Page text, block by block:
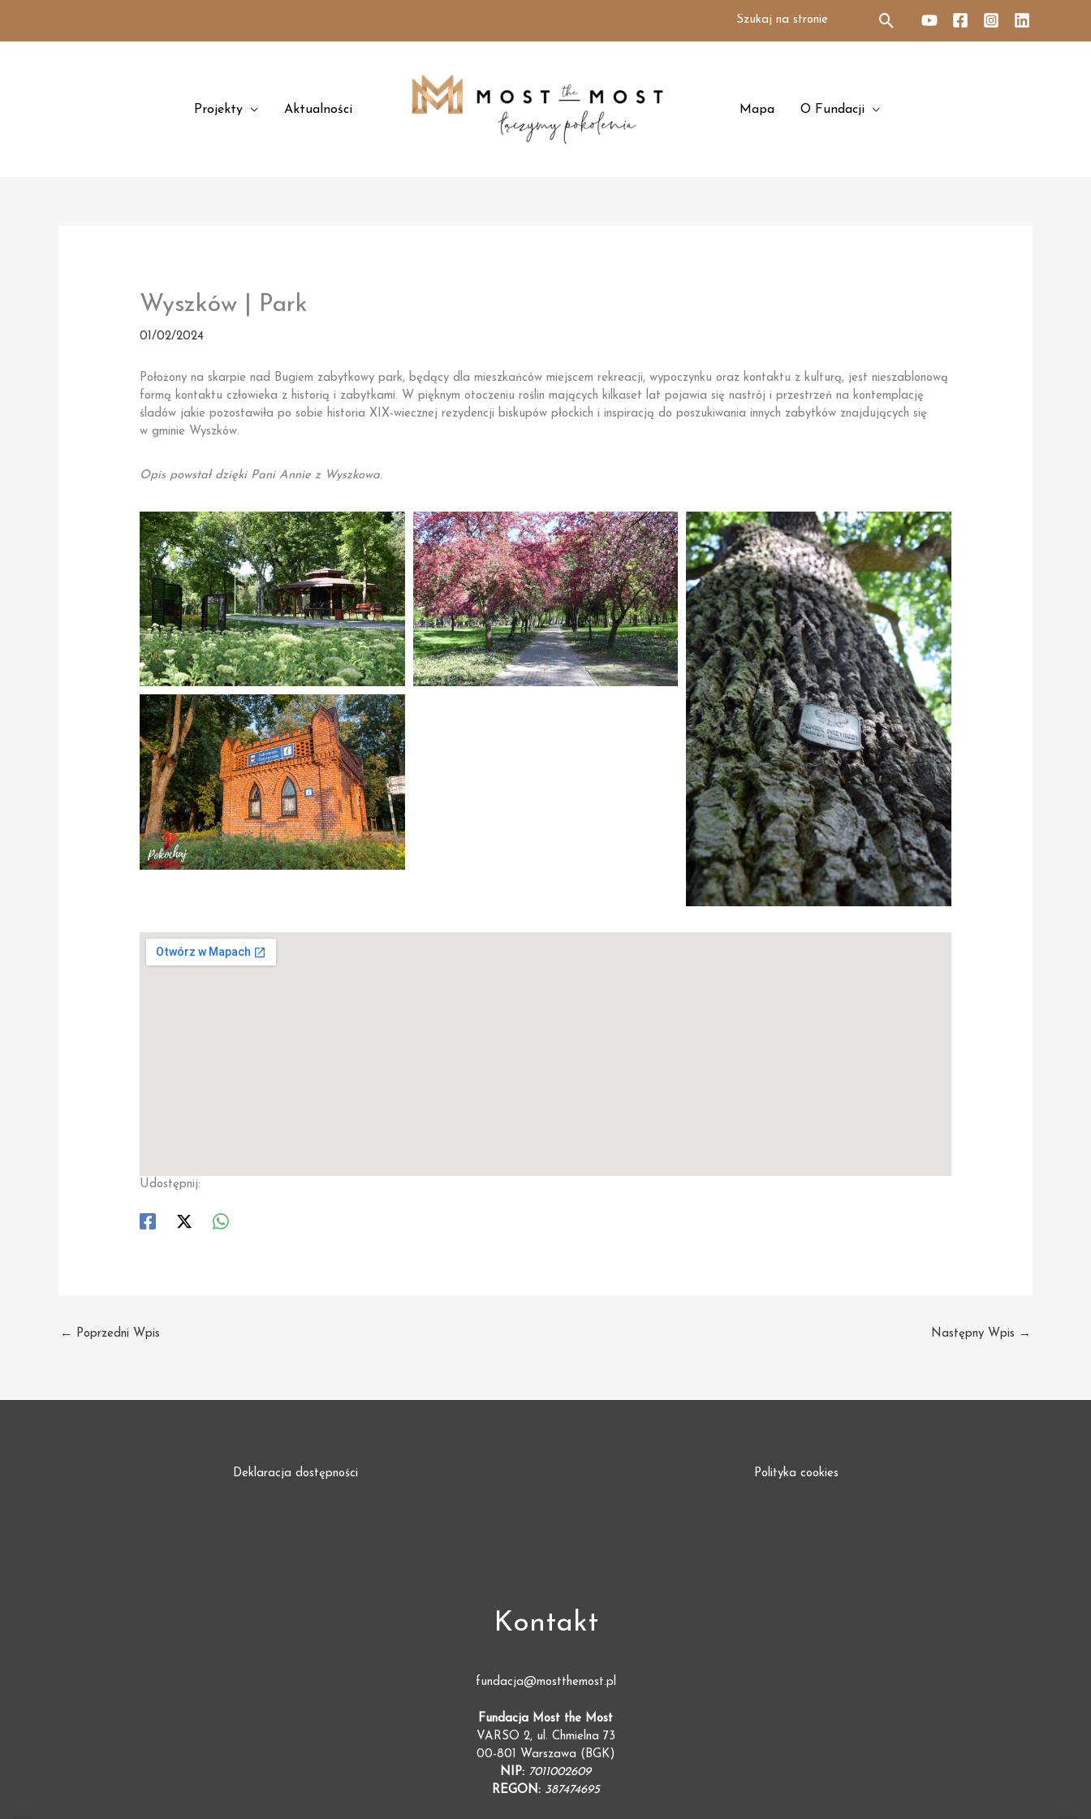
treści
for:
Projekty Aktualności Mapa O Fundacji
Wyszków | Park
01/02/2024
Położony na skarpie nad Bugiem zabytkowy park, będący dla mieszkańców miejscem rekreacji, wypoczynku oraz kontaktu z kulturą, jest nieszablonową
formą kontaktu człowieka z historią i zabytkami. W pięknym otoczeniu roślin mających kilkaset lat pojawia się nastrój i przestrzeń na kontemplację
śladów jakie pozostawiła po sobie historia XIX-wiecznej rezydencji biskupów płockich i inspiracją do poszukiwania innych zabytków znajdujących się
w gminie Wyszków.
Opis powstał dzięki Pani Annie z Wyszkowa.
Udostępnij:
← Poprzedni Wpis Następny Wpis →
Deklaracja dostępności Polityka cookies
Kontakt
fundacja@mostthemost.pl
Fundacja Most the Most
VARSO 2, ul. Chmielna 73
00-801 Warszawa (BGK)
NIP: 7011002609
REGON:387474695